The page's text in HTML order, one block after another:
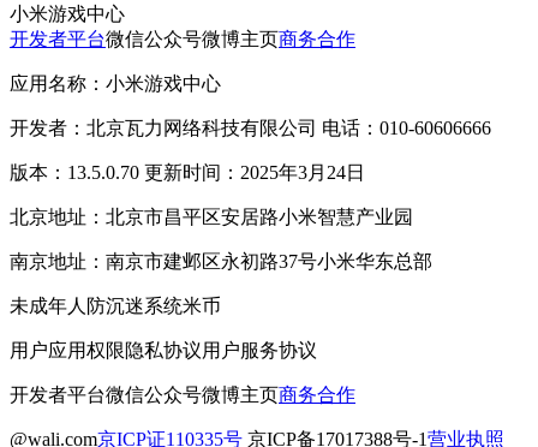
小米游戏中心
开发者平台微信公众号微博主页商务合作
应用名称：小米游戏中心
开发者：北京瓦力网络科技有限公司 电话：010-60606666
版本：13.5.0.70 更新时间：2025年3月24日
北京地址：北京市昌平区安居路小米智慧产业园
南京地址：南京市建邺区永初路37号小米华东总部
未成年人防沉迷系统米币
用户应用权限隐私协议用户服务协议
开发者平台微信公众号微博主页商务合作
@wali.com京ICP证110335号 京ICP备17017388号-1营业执照